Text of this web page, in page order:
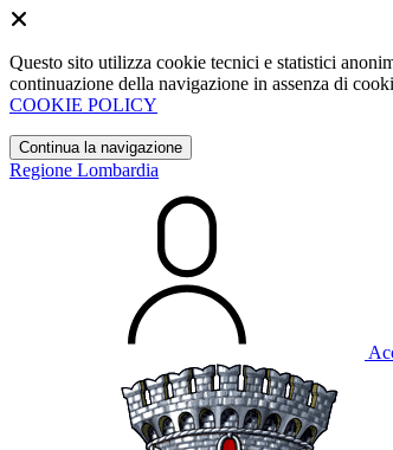
Questo sito utilizza cookie tecnici e statistici
continuazione della navigazione in assenza di
COOKIE POLICY
Continua la navigazione
Regione Lombardia